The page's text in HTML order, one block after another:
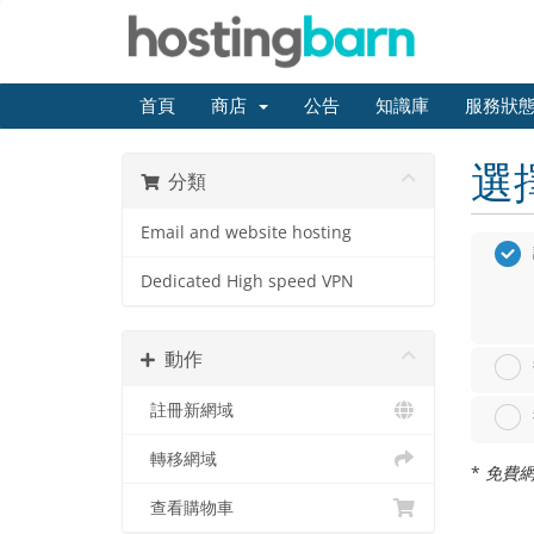
首頁 商店 公告 知識庫 服務狀
分類
Email and website hosting
Dedicated High speed VPN
動作
註冊新網域
轉移網域
查看購物車
選
* 免費